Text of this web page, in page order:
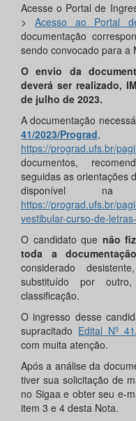
Acesse o Portal de
> Acesso ao Portal
documentação
sendo convocado para a
O envio da
deverá ser realizado,
de julho de 2023.
A documentação
41/2023/Prograd,
https://prograd.ufs.br/
documentos,
seguidas as orientações
disponível
https://prograd.ufs.br/
vestibular-curso-de-
O candidato que não
toda a
considerado
substituído por
classificação.
O ingresso desse
supracitado Edital Nº 41
com muita atenção.
Após a análise da
tiver sua solicitação de
no Sigaa e obter seu e-
item 3 e 4 desta Nota.